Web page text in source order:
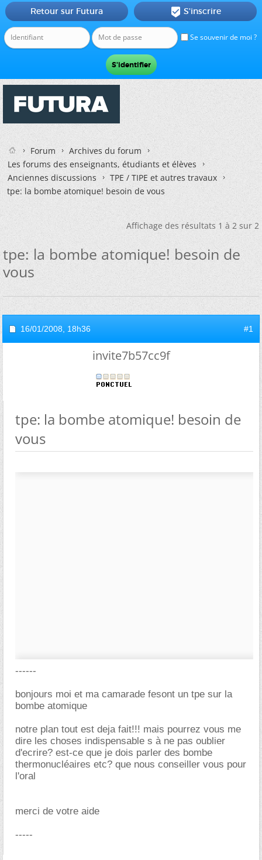
Se souvenir de moi ?
Retour sur Futura  S'inscrire
Forum
Archives du forum
Les forums des enseignants, étudiants et élèves
Anciennes discussions
TPE / TIPE et autres travaux
tpe: la bombe atomique! besoin de vous
Affichage des résultats 1 à 2 sur 2
tpe: la bombe atomique! besoin de
vous
16/01/2008, 18h36 #1
invite7b57cc9f
tpe: la bombe atomique! besoin de
vous
------
bonjours moi et ma camarade fesont un tpe sur la
bombe atomique
notre plan tout est deja fait!!! mais pourrez vous me
dire les choses indispensable s à ne pas oublier
d'ecrire? est-ce que je dois parler des bombe
thermonucléaires etc? que nous conseiller vous pour
l'oral
merci de votre aide
-----